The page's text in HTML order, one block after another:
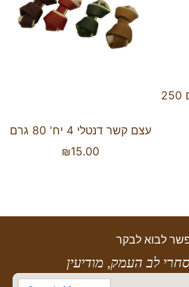
שמפו אמפט נגד קשקשים 250
עצם קשר דנטלי 4 יח' 80 גרם
₪15.00
לבוא לבקר
לב העמק, מודיעין